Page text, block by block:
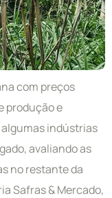
com preços
produção e
indústrias
avaliando as
no restante da
Safras & Mercado,